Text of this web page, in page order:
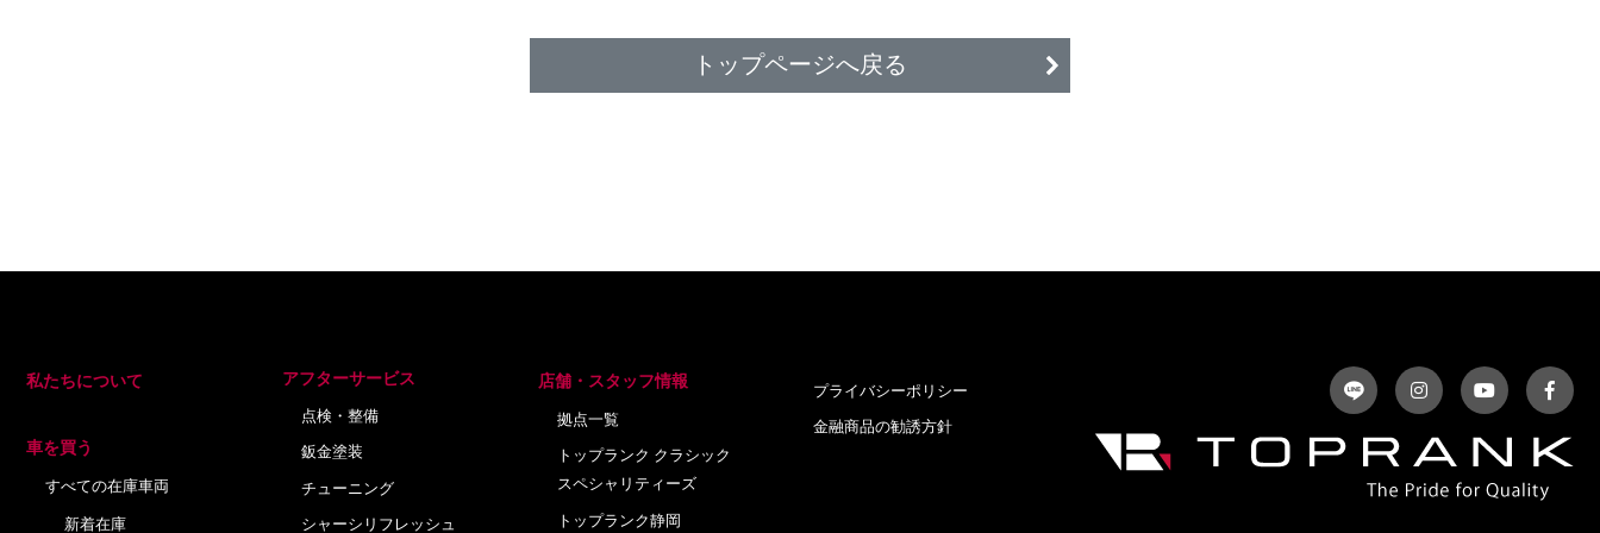
トップページへ戻る
私たちについて
車を買う
すべての在庫車両
新着在庫
アフターサービス
点検・整備
鈑金塗装
チューニング
シャーシリフレッシュ
店舗・スタッフ情報
拠点一覧
トップランク クラシック
スペシャリティーズ
トップランク静岡
プライバシーポリシー
金融商品の勧誘方針